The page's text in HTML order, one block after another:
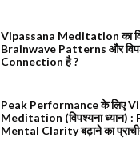
Vipassana Meditation का
Brainwave Patterns और
Connection है ?
Peak Performance के लिए
Meditation (विपश्यना ध्यान) :
Mental Clarity बढ़ाने का